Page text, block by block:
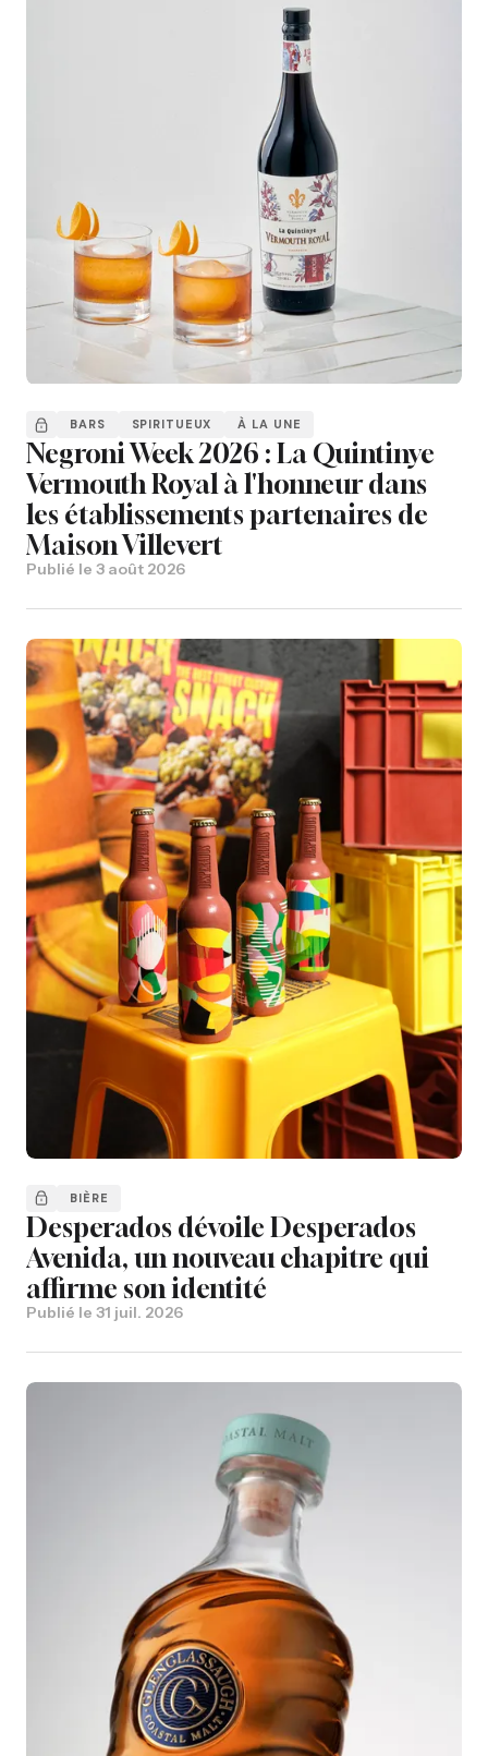
BARS SPIRITUEUX À LA UNE
Negroni Week 2026 : La Quintinye
Vermouth Royal à l'honneur dans
les établissements partenaires de
Maison Villevert
Publié le 3 août 2026
BIÈRE
Desperados dévoile Desperados
Avenida, un nouveau chapitre qui
affirme son identité
Publié le 31 juil. 2026